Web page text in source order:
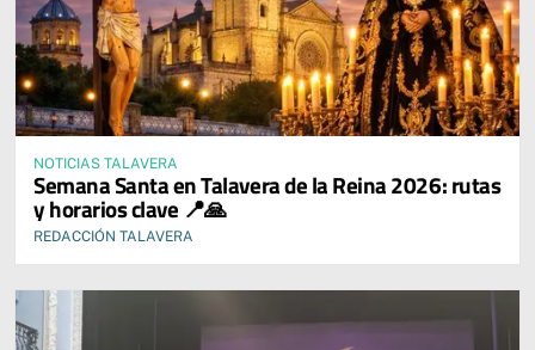
NOTICIAS TALAVERA
Semana Santa en Talavera de la Reina 2026: rutas
y horarios clave 📍🙏
REDACCIÓN TALAVERA